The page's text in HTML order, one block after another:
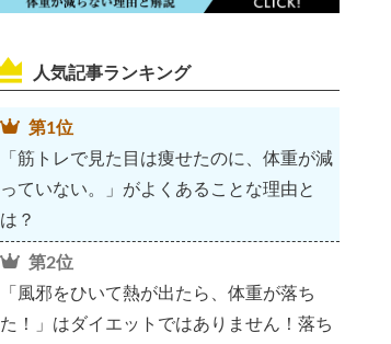
人気記事ランキング
第1位
「筋トレで見た目は痩せたのに、体重が減
っていない。」がよくあることな理由と
は？
第2位
「風邪をひいて熱が出たら、体重が落ち
た！」はダイエットではありません！落ち